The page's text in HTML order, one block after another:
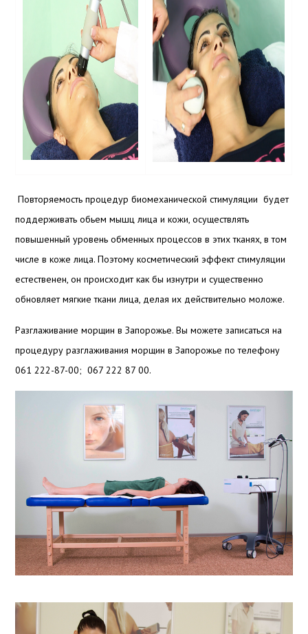
Повторяемость процедур биомеханической стимуляции будет
поддерживать обьем мышц лица и кожи, осуществлять
повышенный уровень обменных процессов в этих тканях, в том
числе в коже лица. Поэтому косметический эффект стимуляции
естественен, он происходит как бы изнутри и существенно
обновляет мягкие ткани лица, делая их действительно моложе.
Разглаживание морщин в Запорожье. Вы можете записаться на
процедуру разглаживания морщин в Запорожье по телефону
061 222-87-00; 067 222 87 00.